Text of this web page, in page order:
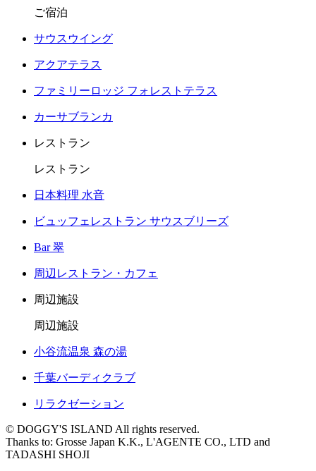
ご宿泊
サウスウイング
アクアテラス
ファミリーロッジ フォレストテラス
カーサブランカ
レストラン
レストラン
日本料理 水音
ビュッフェレストラン サウスブリーズ
Bar 翠
周辺レストラン・カフェ
周辺施設
周辺施設
小谷流温泉 森の湯
千葉バーディクラブ
リラクゼーション
© DOGGY'S ISLAND All rights reserved.
Thanks to: Grosse Japan K.K., L'AGENTE CO., LTD and
TADASHI SHOJI